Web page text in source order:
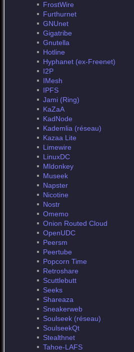
FrostWire
Furthurnet
GNUnet
Gigatribe
Gnutella
Hotline
Hyphanet (ex-Freenet)
I2P
IMesh
IPFS
Jami (Ring)
KaZaA
KadNode
Kademlia (réseau)
Kazaa Lite
Limewire
LinuxDC
Mldonkey
Museek
Napster
Nicotine
Nostr
Omemo
Onion Routed Cloud
OpenUDC
Peersm
Peertube
Popcorn Time
Retroshare
Scuttlebutt
Seeks
Shareaza
Sneakerweb
Soulseek (réseau)
SoulseekQt
Stealthnet
Tahoe-LAFS